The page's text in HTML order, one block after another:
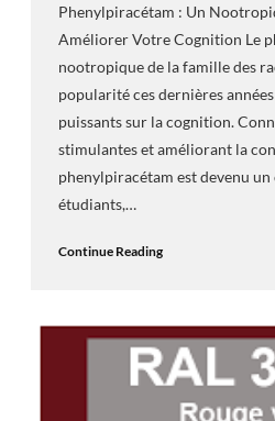
Phenylpiracétam : Un
Améliorer Votre Cognition Le
nootropique de la famille des
popularité ces dernières
puissants sur la cognition.
stimulantes et améliorant la
phenylpiracétam est devenu
étudiants,…
Continue Reading